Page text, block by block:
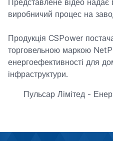
Представлене відео надає
виробничий процес на
Продукція CSPower
торговельною маркою
енергоефективності для
інфраструктури.
Пульсар Лімітед -